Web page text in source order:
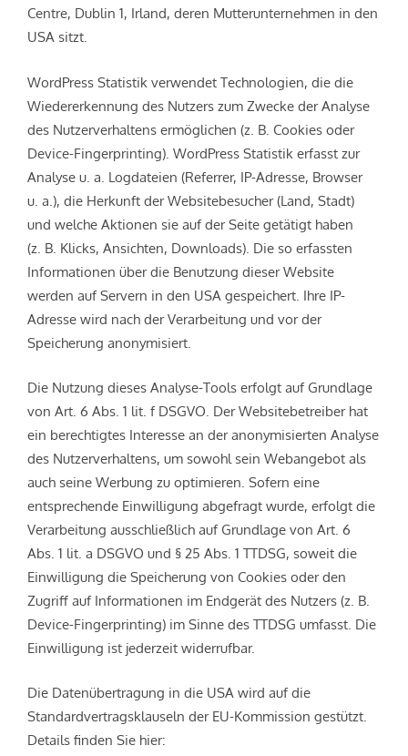
Centre, Dublin 1, Irland, deren Mutterunternehmen in den
USA sitzt.
WordPress Statistik verwendet Technologien, die die
Wiedererkennung des Nutzers zum Zwecke der Analyse
des Nutzerverhaltens ermöglichen (z. B. Cookies oder
Device-Fingerprinting). WordPress Statistik erfasst zur
Analyse u. a. Logdateien (Referrer, IP-Adresse, Browser
u. a.), die Herkunft der Websitebesucher (Land, Stadt)
und welche Aktionen sie auf der Seite getätigt haben
(z. B. Klicks, Ansichten, Downloads). Die so erfassten
Informationen über die Benutzung dieser Website
werden auf Servern in den USA gespeichert. Ihre IP-
Adresse wird nach der Verarbeitung und vor der
Speicherung anonymisiert.
Die Nutzung dieses Analyse-Tools erfolgt auf Grundlage
von Art. 6 Abs. 1 lit. f DSGVO. Der Websitebetreiber hat
ein berechtigtes Interesse an der anonymisierten Analyse
des Nutzerverhaltens, um sowohl sein Webangebot als
auch seine Werbung zu optimieren. Sofern eine
entsprechende Einwilligung abgefragt wurde, erfolgt die
Verarbeitung ausschließlich auf Grundlage von Art. 6
Abs. 1 lit. a DSGVO und § 25 Abs. 1 TTDSG, soweit die
Einwilligung die Speicherung von Cookies oder den
Zugriff auf Informationen im Endgerät des Nutzers (z. B.
Device-Fingerprinting) im Sinne des TTDSG umfasst. Die
Einwilligung ist jederzeit widerrufbar.
Die Datenübertragung in die USA wird auf die
Standardvertragsklauseln der EU-Kommission gestützt.
Details finden Sie hier: